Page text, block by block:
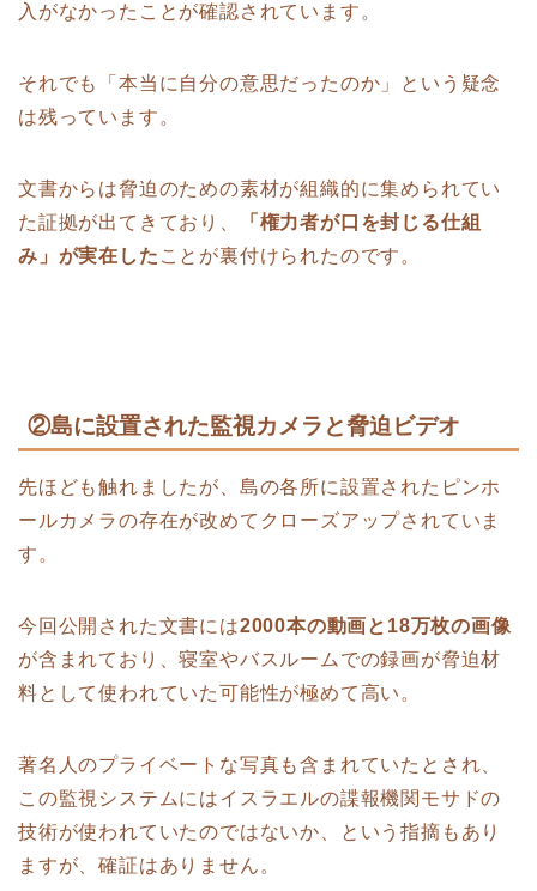
入がなかったことが確認されています。
それでも「本当に自分の意思だったのか」という疑念
は残っています。
文書からは脅迫のための素材が組織的に集められてい
た証拠が出てきており、
「権力者が口を封じる仕組
み」が実在した ことが裏付けられたのです。
②島に設置された監視カメラと脅迫ビデオ
先ほども触れましたが、島の各所に設置されたピンホ
ールカメラの存在が改めてクローズアップされていま
す。
今回公開された文書には2000本の動画と18万枚の画像
が含まれており、寝室やバスルームでの録画が脅迫材
料として使われていた可能性が極めて高い。
著名人のプライベートな写真も含まれていたとされ、
この監視システムにはイスラエルの諜報機関モサドの
技術が使われていたのではないか、という指摘もあり
ますが、確証はありません。